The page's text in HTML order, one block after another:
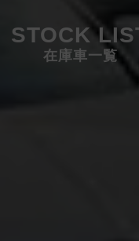
STOCK
在庫車一覧